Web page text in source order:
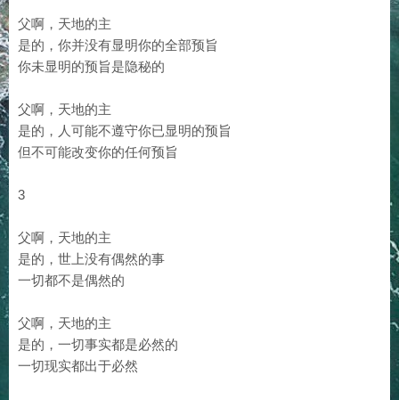
父啊，天地的主
是的，你并没有显明你的全部预旨
你未显明的预旨是隐秘的
父啊，天地的主
是的，人可能不遵守你已显明的预旨
但不可能改变你的任何预旨
3
父啊，天地的主
是的，世上没有偶然的事
一切都不是偶然的
父啊，天地的主
是的，一切事实都是必然的
一切现实都出于必然